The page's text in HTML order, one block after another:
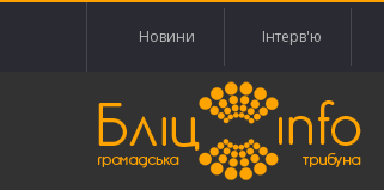
Новини Інтерв'ю